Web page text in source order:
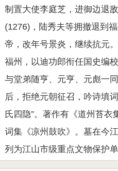
制置大使李庭芝，进御边退
(1276)，陆秀夫等拥撤退到
帝，改年号景炎，继续抗元
福州，以迪功郎衔任国史编
与堂弟随亨、元亨、元彪一
后，拒绝元朝征召，吟诗填
氏四隐”。著作有《道州苔衣
词集《凉州鼓吹》。墓在今
列为江山市级重点文物保护单